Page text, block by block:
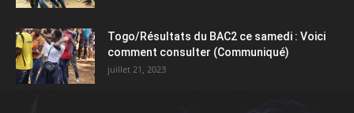
Togo/Résultats du BAC2 ce samedi : Voici
comment consulter (Communiqué)
juillet 21, 2023